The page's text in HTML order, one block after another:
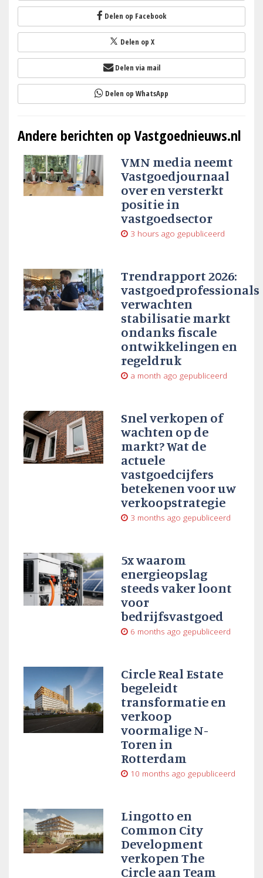
Delen op Facebook
Delen op X
Delen via mail
Delen op WhatsApp
Andere berichten op Vastgoednieuws.nl
VMN media neemt
Vastgoedjournaal
over en versterkt
positie in
vastgoedsector
3 hours ago gepubliceerd
Trendrapport 2026:
vastgoedprofessionals
verwachten
stabilisatie markt
ondanks fiscale
ontwikkelingen en
regeldruk
a month ago gepubliceerd
Snel verkopen of
wachten op de
markt? Wat de
actuele
vastgoedcijfers
betekenen voor uw
verkoopstrategie
3 months ago gepubliceerd
5x waarom
energieopslag
steeds vaker loont
voor
bedrijfsvastgoed
6 months ago gepubliceerd
Circle Real Estate
begeleidt
transformatie en
verkoop
voormalige N-
Toren in
Rotterdam
10 months ago gepubliceerd
Lingotto en
Common City
Development
verkopen The
Circle aan Team